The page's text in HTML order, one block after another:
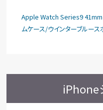
Apple Watch Series9 41mm
ムケース/ウインターブルー
iPhone